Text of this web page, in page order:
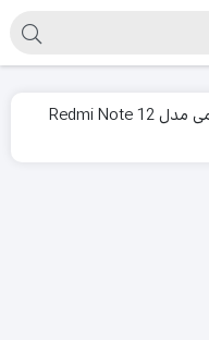
موبایل شیائومی مدل Redmi Note 12